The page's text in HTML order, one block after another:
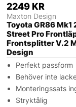
2249 KR
Maxton Design
Toyota GR86 Mk1
Street Pro
Frontsplitter V.2
Design
Perfekt passform
Behöver inte
Monteringssats
Stryktålig